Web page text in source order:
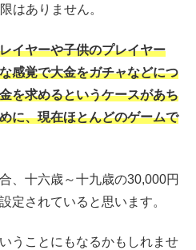
はありません。
イヤーや子供のプレイヤー
感覚で大金をガチャなどにつ
を求めるというケースがあち
に、現在ほとんどのゲームで
、十六歳～十九歳の30,000円
定されていると思います。
うことにもなるかもしれませ